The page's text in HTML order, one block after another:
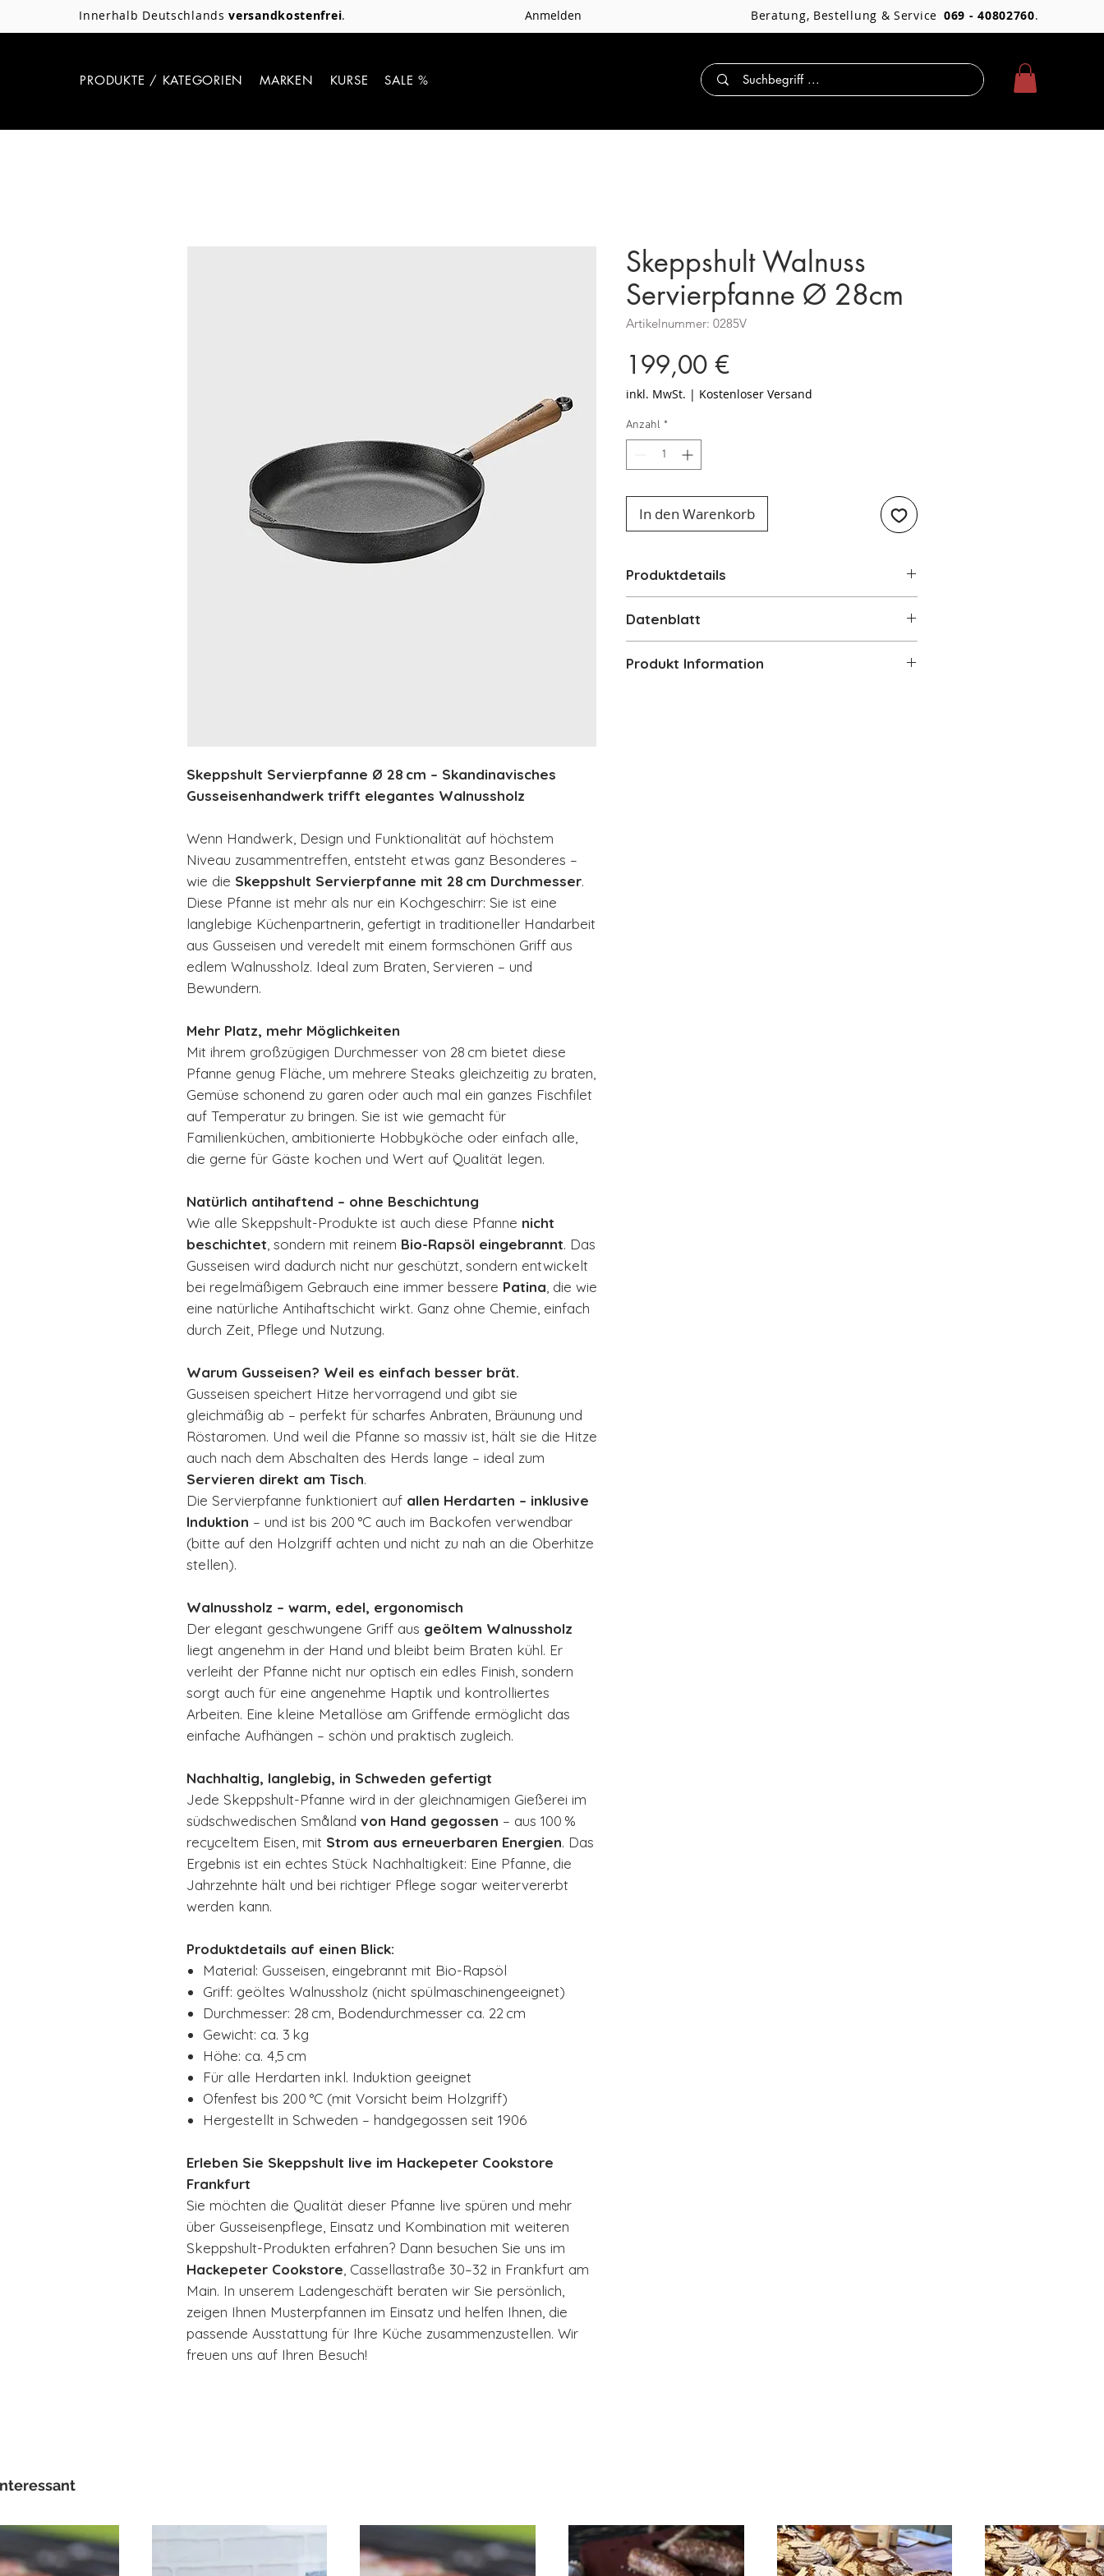
Innerhalb Deutschlandsversandkostenfrei. Anmelden Beratung, Bestellung & Service 069 - 40802760.
PRODUKTE / KATEGORIEN MARKEN KURSE SALE %
Skeppshult Servierpfanne Ø 28 cm – Skandinavisches
Gusseisenhandwerk trifft elegantes Walnussholz
Wenn Handwerk, Design und Funktionalität auf höchstem
Niveau zusammentreffen, entsteht etwas ganz Besonderes –
wie die Skeppshult Servierpfanne mit 28 cm Durchmesser.
Diese Pfanne ist mehr als nur ein Kochgeschirr: Sie ist eine
langlebige Küchenpartnerin, gefertigt in traditioneller Handarbeit
aus Gusseisen und veredelt mit einem formschönen Griff aus
edlem Walnussholz. Ideal zum Braten, Servieren – und
Bewundern.
Mehr Platz, mehr Möglichkeiten
Mit ihrem großzügigen Durchmesser von 28 cm bietet diese
Pfanne genug Fläche, um mehrere Steaks gleichzeitig zu braten,
Gemüse schonend zu garen oder auch mal ein ganzes Fischfilet
auf Temperatur zu bringen. Sie ist wie gemacht für
Familienküchen, ambitionierte Hobbyköche oder einfach alle,
die gerne für Gäste kochen und Wert auf Qualität legen.
Natürlich antihaftend – ohne Beschichtung
Wie alle Skeppshult-Produkte ist auch diese Pfanne nicht
beschichtet , sondern mit reinem Bio-Rapsöl eingebrannt. Das
Gusseisen wird dadurch nicht nur geschützt, sondern entwickelt
bei regelmäßigem Gebrauch eine immer bessere Patina , die wie
eine natürliche Antihaftschicht wirkt. Ganz ohne Chemie, einfach
durch Zeit, Pflege und Nutzung.
Warum Gusseisen? Weil es einfach besser brät.
Gusseisen speichert Hitze hervorragend und gibt sie
gleichmäßig ab – perfekt für scharfes Anbraten, Bräunung und
Röstaromen. Und weil die Pfanne so massiv ist, hält sie die Hitze
auch nach dem Abschalten des Herds lange – ideal zum
Servieren direkt am Tisch.
Die Servierpfanne funktioniert auf allen Herdarten – inklusive
Induktion – und ist bis 200 °C auch im Backofen verwendbar
(bitte auf den Holzgriff achten und nicht zu nah an die Oberhitze
stellen).
Walnussholz – warm, edel, ergonomisch
Der elegant geschwungene Griff aus geöltem Walnussholz
liegt angenehm in der Hand und bleibt beim Braten kühl. Er
verleiht der Pfanne nicht nur optisch ein edles Finish, sondern
sorgt auch für eine angenehme Haptik und kontrolliertes
Arbeiten. Eine kleine Metallöse am Griffende ermöglicht das
einfache Aufhängen – schön und praktisch zugleich.
Nachhaltig, langlebig, in Schweden gefertigt
Jede Skeppshult-Pfanne wird in der gleichnamigen Gießerei im
südschwedischen Småland von Hand gegossen – aus 100 %
recyceltem Eisen, mit Strom aus erneuerbaren Energien. Das
Ergebnis ist ein echtes Stück Nachhaltigkeit: Eine Pfanne, die
Jahrzehnte hält und bei richtiger Pflege sogar weitervererbt
werden kann.
Produktdetails auf einen Blick:
Material: Gusseisen, eingebrannt mit Bio-Rapsöl
Griff: geöltes Walnussholz (nicht spülmaschinengeeignet)
Durchmesser: 28 cm, Bodendurchmesser ca. 22 cm
Gewicht: ca. 3 kg
Höhe: ca. 4,5 cm
Für alle Herdarten inkl. Induktion geeignet
Ofenfest bis 200 °C (mit Vorsicht beim Holzgriff)
Hergestellt in Schweden – handgegossen seit 1906
Erleben Sie Skeppshult live im Hackepeter Cookstore
Frankfurt
Sie möchten die Qualität dieser Pfanne live spüren und mehr
über Gusseisenpflege, Einsatz und Kombination mit weiteren
Skeppshult-Produkten erfahren? Dann besuchen Sie uns im
Hackepeter Cookstore , Cassellastraße 30–32 in Frankfurt am
Main. In unserem Ladengeschäft beraten wir Sie persönlich,
zeigen Ihnen Musterpfannen im Einsatz und helfen Ihnen, die
passende Ausstattung für Ihre Küche zusammenzustellen. Wir
freuen uns auf Ihren Besuch!
Skeppshult Walnuss
Servierpfanne Ø 28cm
Artikelnummer: 0285V
199,00 €Preis
inkl. MwSt. | Kostenloser Versand
Anzahl *
In den Warenkorb
Produktdetails
Material- Gußeisen mit Walnussholzgriff
Induction- Ja
Datenblatt
Produkt Information